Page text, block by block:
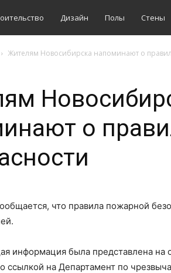
Дизайн Полы Стены
Жителям Новосибирска напоминают о
о
что правила пожарной
информация была представлена на
ссылкой на Департамент по